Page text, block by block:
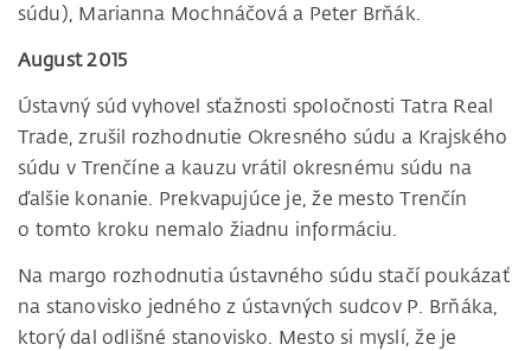
súdu), Marianna Mochnáčová a Peter Brňák.
August 2015
Ústavný súd vyhovel sťažnosti spoločnosti Tatra Real
Trade, zrušil rozhodnutie Okresného súdu a Krajského
súdu v Trenčíne a kauzu vrátil okresnému súdu na
ďalšie konanie. Prekvapujúce je, že mesto Trenčín
o tomto kroku nemalo žiadnu informáciu.
Na margo rozhodnutia ústavného súdu stačí poukázať
na stanovisko jedného z ústavných sudcov P. Brňáka,
ktorý dal odlišné stanovisko. Mesto si myslí, že je